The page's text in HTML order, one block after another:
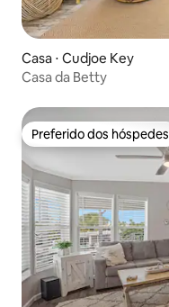
Casa ⋅ Cudjoe Key
Casa da Betty
Preferido dos hóspedes
Preferido dos hóspedes